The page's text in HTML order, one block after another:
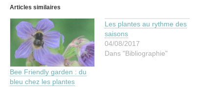
Articles similaires
Bee Friendly garden : du
bleu chez les plantes
Les plantes au rythme des
saisons
04/08/2017
Dans "Bibliographie"